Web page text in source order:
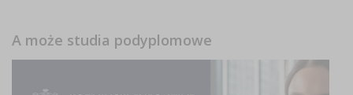
A może studia podyplomowe